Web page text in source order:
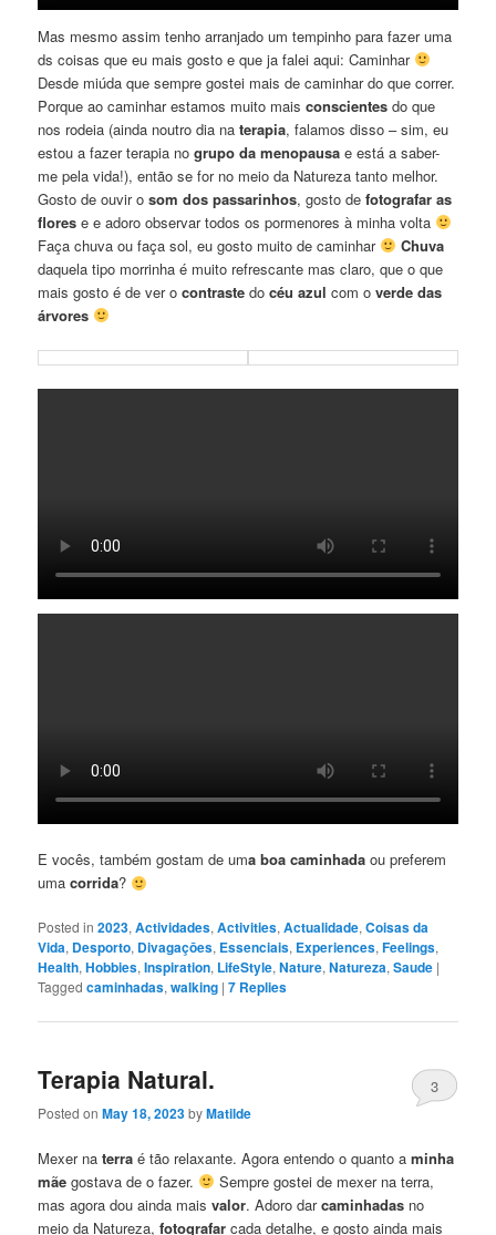
Mas mesmo assim tenho arranjado um tempinho para fazer uma
ds coisas que eu mais gosto e que ja falei aqui: Caminhar
Desde miúda que sempre gostei mais de caminhar do que correr.
Porque ao caminhar estamos muito mais conscientes do que
nos rodeia (ainda noutro dia naterapia, falamos disso – sim, eu
estou a fazer terapia nogrupo da menopausae está a saber-
me pela vida!), então se for no meio da Natureza tanto melhor.
Gosto de ouvir osom dos passarinhos, gosto defotografar as
flores e e adoro observar todos os pormenores à minha volta
Faça chuva ou faça sol, eu gosto muito de caminhar
Chuva
daquela tipo morrinha é muito refrescante mas claro, que o que
mais gosto é de ver ocontraste docéu azul com overde das
árvores
E vocês, também gostam de uma boa caminhada ou preferem
uma corrida?
Posted in 2023,Actividades,Activities,Actualidade,Coisas da
Vida, Desporto, Divagaçōes, Essenciais, Experiences,Feelings,
Health,Hobbies,Inspiration, LifeStyle,Nature,Natureza,Saude |
Tagged caminhadas,walking |7 Replies
Terapia Natural.
Posted onMay 18, 2023byMatilde
3
Mexer naterra é tão relaxante. Agora entendo o quanto a minha
mãe gostava de o fazer.
Sempre gostei de mexer na terra,
mas agora dou ainda maisvalor. Adoro darcaminhadas no
meio da Natureza,fotografar cada detalhe, e gosto ainda mais